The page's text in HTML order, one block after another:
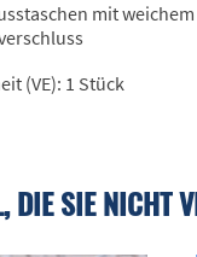
mit
(VE): 1 Stück
SIE NICHT